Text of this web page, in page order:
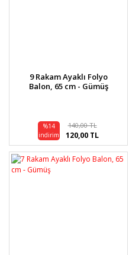
9 Rakam Ayaklı Folyo
Balon, 65 cm - Gümüş
%14
indirim
140,00 TL
120,00 TL